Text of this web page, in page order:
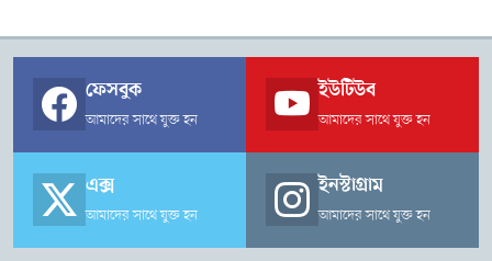
ফেসবুক
আমাদের সাথে যুক্ত হন
ইউটিউব
আমাদের সাথে যুক্ত হন
এক্স
আমাদের সাথে যুক্ত হন
ইনস্টাগ্রাম
আমাদের সাথে যুক্ত হন